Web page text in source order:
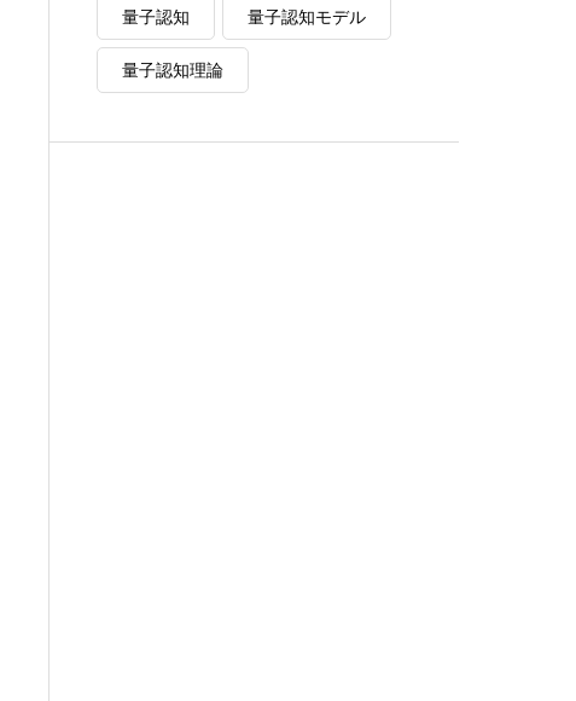
量子認知 量子認知モデル
量子認知理論